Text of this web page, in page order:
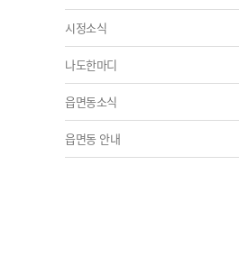
시정소식
나도한마디
읍면동소식
읍면동 안내